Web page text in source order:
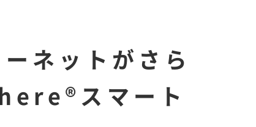
ネットがさら
スマート